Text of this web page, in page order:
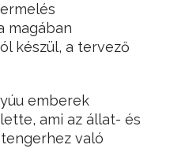
magában
készül, a tervező
emberek
ami az állat- és
való